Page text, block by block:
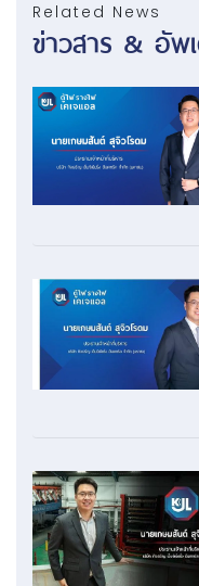
Related News
ข่าวสาร & อัพ